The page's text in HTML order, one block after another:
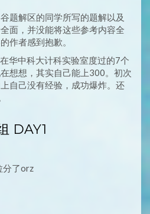
题解区的同学所写的题解以及
面，并没能将这些参考内容全
作者感到抱歉。
华中科大计科实验室度过的7个
想想，其实自己能上300。初次
自己没有经验，成功爆炸。还
DAY1
分了orz